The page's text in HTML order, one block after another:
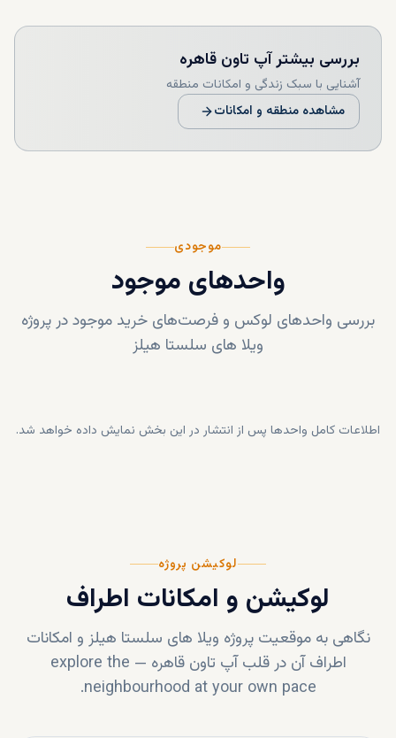
بررسی بیشترآپ تاون قاهره
آشنایی با سبک زندگی و امکانات منطقه
مشاهده منطقه و امکانات
موجودی
واحدهای موجود
بررسی واحدهای لوکس و فرصت‌های خرید موجود در پروژه
ویلا های سلستا هیلز
اطلاعات کامل واحدها پس از انتشار در این بخش نمایش داده خواهد شد.
لوکیشن پروژه
لوکیشن و امکانات اطراف
نگاهی به موقعیت پروژه ویلا های سلستا هیلز و امکانات
اطراف آن در قلب آپ تاون قاهره —
explore the
neighbourhood at your own pace.